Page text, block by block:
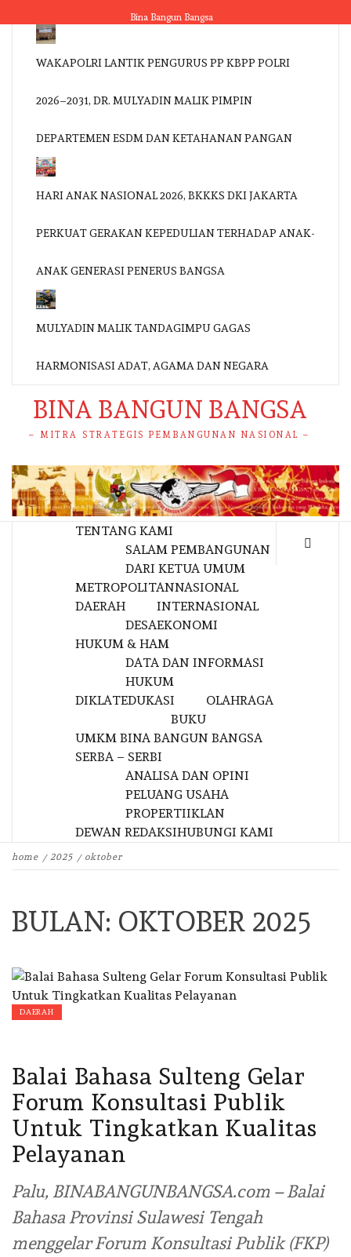
to
content
Bina Bangun Bangsa
WAKAPOLRI LANTIK PENGURUS PP KBPP POLRI
2026–2031, DR. MULYADIN MALIK PIMPIN
DEPARTEMEN ESDM DAN KETAHANAN PANGAN
HARI ANAK NASIONAL 2026, BKKKS DKI JAKARTA
PERKUAT GERAKAN KEPEDULIAN TERHADAP ANAK-
ANAK GENERASI PENERUS BANGSA
MULYADIN MALIK TANDAGIMPU GAGAS
HARMONISASI ADAT, AGAMA DAN NEGARA
BINA BANGUN BANGSA
– MITRA STRATEGIS PEMBANGUNAN NASIONAL –
TENTANG KAMI
SALAM PEMBANGUNAN
DARI KETUA UMUM
METROPOLITANNASIONAL
DAERAH
DESA
INTERNASIONAL
EKONOMI
HUKUM & HAM
DATA DAN INFORMASI
HUKUM
DIKLATEDUKASI
BUKU
OLAHRAGA
UMKM BINA BANGUN BANGSA
SERBA – SERBI
ANALISA DAN OPINI
PELUANG USAHA
PROPERTIIKLAN
DEWAN REDAKSIHUBUNGI KAMI
home 2025 oktober
BULAN: OKTOBER 2025
DAERAH
Balai Bahasa Sulteng Gelar
Forum Konsultasi Publik
Untuk Tingkatkan Kualitas
Pelayanan
Palu, BINABANGUNBANGSA.com – Balai
Bahasa Provinsi Sulawesi Tengah
menggelar Forum Konsultasi Publik (FKP)